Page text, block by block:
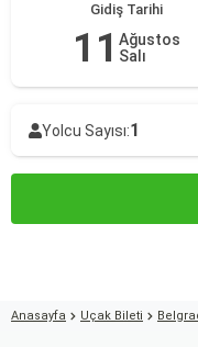
Gidiş Tarihi
11 Ağustos
Salı
Yolcu Sayısı:1
Anasayfa Uçak Bileti